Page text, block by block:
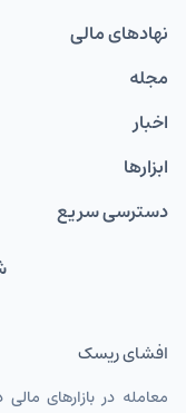
نهاد‌های مالی
مجله
اخبار
ابزارها
دسترسی سریع
افشای ریسک
معامله در بازارهای